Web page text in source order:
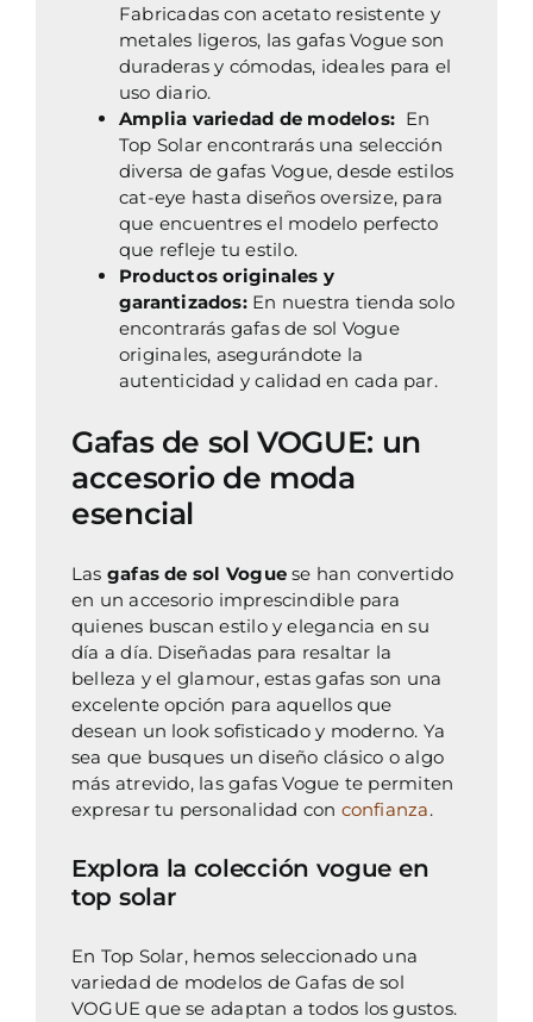
Fabricadas con acetato resistente y
metales ligeros, las gafas Vogue son
duraderas y cómodas, ideales para el
uso diario.
Amplia variedad de modelos: En
Top Solar encontrarás una selección
diversa de gafas Vogue, desde estilos
cat-eye hasta diseños oversize, para
que encuentres el modelo perfecto
que refleje tu estilo.
Productos originales y
garantizados:En nuestra tienda solo
encontrarás gafas de sol Vogue
originales, asegurándote la
autenticidad y calidad en cada par.
Gafas de sol VOGUE: un
accesorio de moda
esencial
Las gafas de sol Voguese han convertido
en un accesorio imprescindible para
quienes buscan estilo y elegancia en su
día a día. Diseñadas para resaltar la
belleza y el glamour, estas gafas son una
excelente opción para aquellos que
desean un look sofisticado y moderno. Ya
sea que busques un diseño clásico o algo
más atrevido, las gafas Vogue te permiten
expresar tu personalidad con confianza.
Explora la colección vogue en
top solar
En Top Solar, hemos seleccionado una
variedad de modelos de Gafas de sol
VOGUE que se adaptan a todos los gustos.